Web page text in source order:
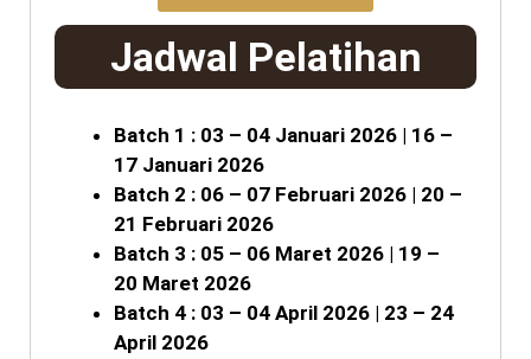
Jadwal Pelatihan
Batch 1 : 03 – 04 Januari 2026 | 16 –
17 Januari 2026
Batch 2 : 06 – 07 Februari 2026 | 20 –
21 Februari 2026
Batch 3 : 05 – 06 Maret 2026 | 19 –
20 Maret 2026
Batch 4 : 03 – 04 April 2026 | 23 – 24
April 2026